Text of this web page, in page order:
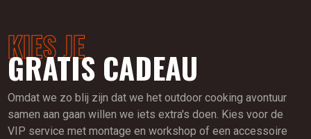
KIES JE
GRATIS CADEAU
Omdat we zo blij zijn dat we het outdoor cooking avontuur
samen aan gaan willen we iets extra's doen. Kies voor de
VIP service met montage en workshop of een accessoire